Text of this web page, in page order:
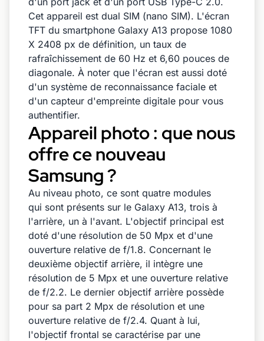
Cet appareil est dual SIM (nano SIM). L'écran
TFT du smartphone Galaxy A13 propose 1080
X 2408 px de définition, un taux de
rafraîchissement de 60 Hz et 6,60 pouces de
diagonale. À noter que l'écran est aussi doté
d'un système de reconnaissance faciale et
d'un capteur d'empreinte digitale pour vous
authentifier.
Appareil photo : que nous
offre ce nouveau
Samsung ?
Au niveau photo, ce sont quatre modules
qui sont présents sur le Galaxy A13, trois à
l'arrière, un à l'avant. L'objectif principal est
doté d'une résolution de 50 Mpx et d'une
ouverture relative de f/1.8. Concernant le
deuxième objectif arrière, il intègre une
résolution de 5 Mpx et une ouverture relative
de f/2.2. Le dernier objectif arrière possède
pour sa part 2 Mpx de résolution et une
ouverture relative de f/2.4. Quant à lui,
l'objectif frontal se caractérise par une